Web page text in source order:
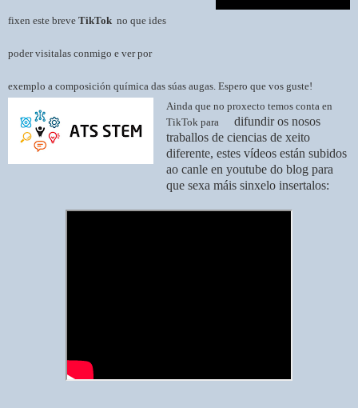
fixen este breve TikTok no que ides
poder visitalas conmigo e ver por
exemplo a composición química das súas augas. Espero que vos guste!
Ainda que no proxecto temos conta en
TikTok para
difundir os nosos
traballos de ciencias de xeito
diferente, estes vídeos están subidos
ao canle en youtube do blog para
que sexa máis sinxelo insertalos: